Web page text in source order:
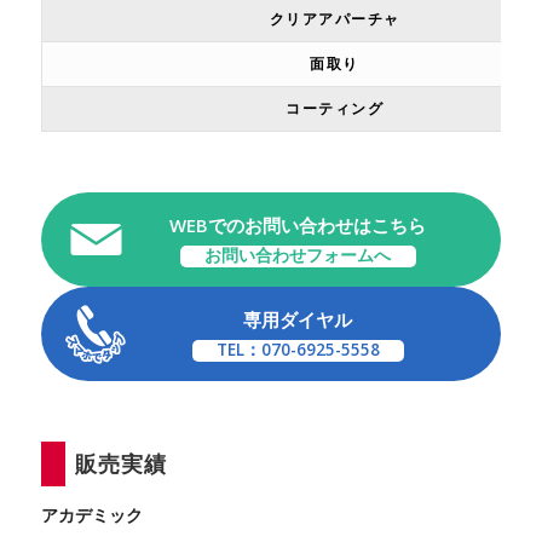
クリアアパーチャ
面取り
コーティング
WEBでのお問い合わせはこちら
お問い合わせフォームへ
専用ダイヤル
TEL：070-6925-5558
販売実績
アカデミック